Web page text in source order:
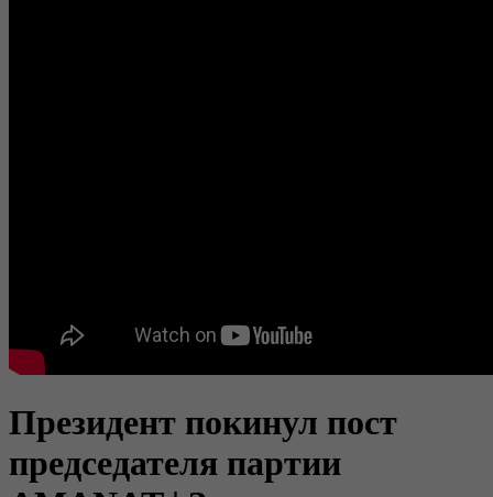
Президент покинул пост
председателя партии